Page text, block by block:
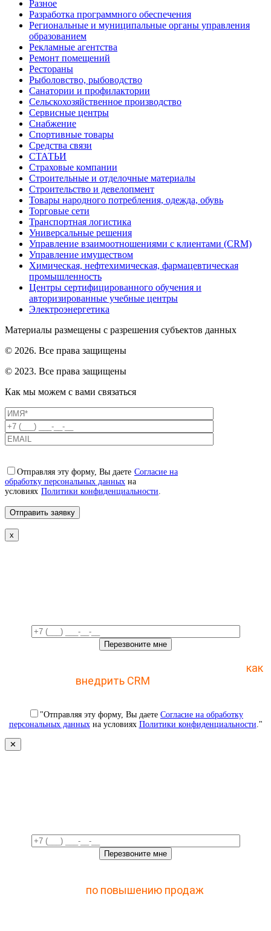
Разное
Разработка программного обеспечения
Региональные и муниципальные органы управления
образованием
Рекламные агентства
Ремонт помещений
Рестораны
Рыболовство, рыбоводство
Санатории и профилактории
Сельскохозяйственное производство
Сервисные центры
Снабжение
Спортивные товары
Средства связи
СТАТЬИ
Страховые компании
Строительные и отделочные материалы
Строительство и девелопмент
Товары народного потребления, одежда, обувь
Торговые сети
Транспортная логистика
Универсальные решения
Управление взаимоотношениями с клиентами (CRM)
Управление имуществом
Химическая, нефтехимическая, фармацевтическая
промышленность
Центры сертифицированного обучения и
авторизированные учебные центры
Электроэнергетика
Материалы размещены с разрешения субъектов данных
© 2026. Все права защищены
© 2023. Все права защищены
Как мы можем с вами связаться
Отправляя эту форму, Вы даете Согласие на
обработку персональных данных на
условиях Политики конфиденциальности
x
как
внедрить CRM
"Отправляя эту форму, Вы даете Согласие на обработку
персональных данныхна условиях Политики конфиденциальности ."
✕
по повышению продаж